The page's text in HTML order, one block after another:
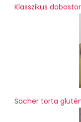
Klasszikus
Sacher torta